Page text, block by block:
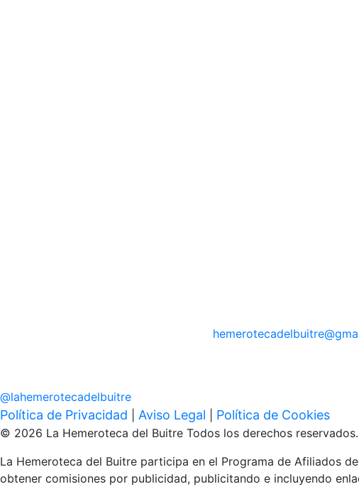
hemerotecadelbuitre
@lahemerotecadelbuitre
Política de Privacidad Aviso Legal Política de Cookies
© 2026 La Hemeroteca del Buitre Todos los derechos reservados.
La Hemeroteca del Buitre participa en el Programa de Afiliados
obtener comisiones por publicidad, publicitando e incluyendo